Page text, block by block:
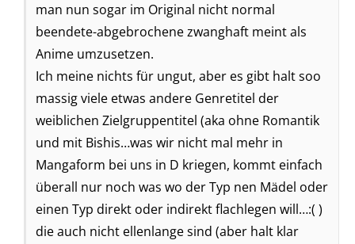
man nun sogar im Original nicht normal
beendete-abgebrochene zwanghaft meint als
Anime umzusetzen.
Ich meine nichts für ungut, aber es gibt halt soo
massig viele etwas andere Genretitel der
weiblichen Zielgruppentitel (aka ohne Romantik
und mit Bishis…was wir nicht mal mehr in
Mangaform bei uns in D kriegen, kommt einfach
überall nur noch was wo der Typ nen Mädel oder
einen Typ direkt oder indirekt flachlegen will…:( )
die auch nicht ellenlange sind (aber halt klar